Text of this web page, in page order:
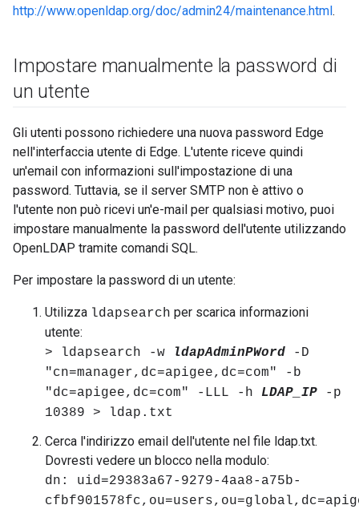
http://www.openldap.org/doc/admin24/maintenance.html.
Impostare manualmente la password di
un utente
Gli utenti possono richiedere una nuova password Edge
nell'interfaccia utente di Edge. L'utente riceve quindi
un'email con informazioni sull'impostazione di una
password. Tuttavia, se il server SMTP non è attivo o
l'utente non può ricevi un'e-mail per qualsiasi motivo, puoi
impostare manualmente la password dell'utente utilizzando
OpenLDAP tramite comandi SQL.
Per impostare la password di un utente:
Utilizza ldapsearch per scarica informazioni
utente:
> ldapsearch -w ldapAdminPWord -D
"cn=manager,dc=apigee,dc=com" -b
"dc=apigee,dc=com" -LLL -h LDAP_IP -p
10389 > ldap.txt
Cerca l'indirizzo email dell'utente nel file ldap.txt.
Dovresti vedere un blocco nella modulo:
dn: uid=29383a67-9279-4aa8-a75b-